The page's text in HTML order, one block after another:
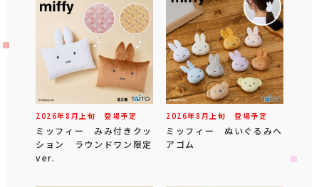
2026年8 月 上旬 登場予定
ミッフィー みみ付きクッ
ション ラウンドワン限定
ver.
2026年8 月 上旬 登場予定
ミッフィー ぬいぐるみヘ
アゴム